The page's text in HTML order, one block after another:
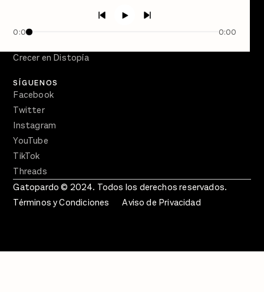
0:00 0:00
Semanario Gatopardo
Crecer en Distopía
SÍGUENOS
Facebook
Twitter
Instagram
YouTube
TikTok
Threads
Gatopardo © 2024. Todos los derechos reservados.
Términos y Condiciones
Aviso de Privacidad